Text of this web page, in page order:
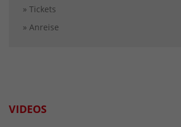
» Tickets
» Anreise
VIDEOS